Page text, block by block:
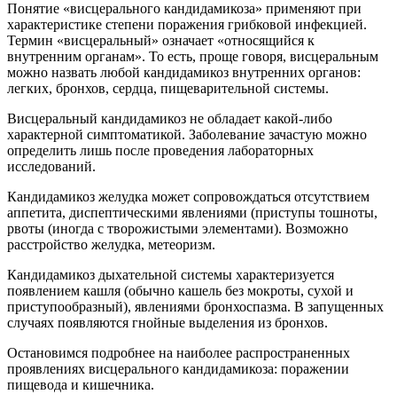
Понятие «висцерального кандидамикоза» применяют при
характеристике степени поражения грибковой инфекцией.
Термин «висцеральный» означает «относящийся к
внутренним органам». То есть, проще говоря, висцеральным
можно назвать любой кандидамикоз внутренних органов:
легких, бронхов, сердца, пищеварительной системы.
Висцеральный кандидамикоз не обладает какой-либо
характерной симптоматикой. Заболевание зачастую можно
определить лишь после проведения лабораторных
исследований.
Кандидамикоз желудка может сопровождаться отсутствием
аппетита, диспептическими явлениями (приступы тошноты,
рвоты (иногда с творожистыми элементами). Возможно
расстройство желудка, метеоризм.
Кандидамикоз дыхательной системы характеризуется
появлением кашля (обычно кашель без мокроты, сухой и
приступообразный), явлениями бронхоспазма. В запущенных
случаях появляются гнойные выделения из бронхов.
Остановимся подробнее на наиболее распространенных
проявлениях висцерального кандидамикоза: поражении
пищевода и кишечника.